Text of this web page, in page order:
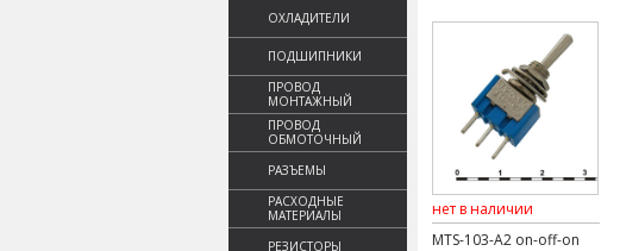
ОХЛАДИТЕЛИ
ПОДШИПНИКИ
ПРОВОД
МОНТАЖНЫЙ
ПРОВОД
ОБМОТОЧНЫЙ
РАЗЪЕМЫ
РАСХОДНЫЕ
МАТЕРИАЛЫ
РЕЗИСТОРЫ
нет в наличии
MTS-103-A2 on-off-on